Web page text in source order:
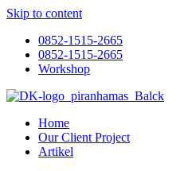
Skip to content
0852-1515-2665
0852-1515-2665
Workshop
Home
Our Client Project
Artikel